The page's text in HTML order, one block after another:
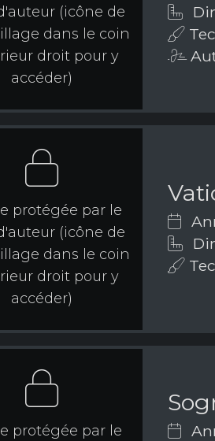
(icône de
dans le coin
droit pour y
accéder)
protégée par le
(icône de
dans le coin
droit pour y
accéder)
protégée par le